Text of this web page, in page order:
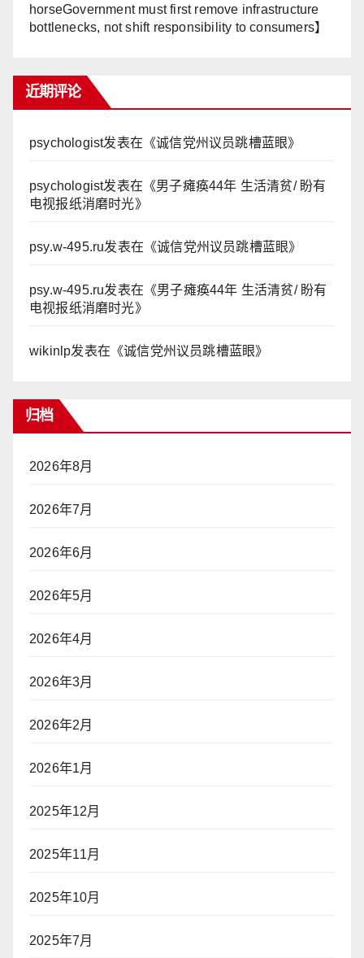
horseGovernment must first remove infrastructure
bottlenecks, not shift responsibility to consumers】
近期评论
psychologist发表在《诚信党州议员跳槽蓝眼》
psychologist发表在《男子瘫痪44年 生活清贫/ 盼有
电视报纸消磨时光》
psy.w-495.ru发表在《诚信党州议员跳槽蓝眼》
psy.w-495.ru发表在《男子瘫痪44年 生活清贫/ 盼有
电视报纸消磨时光》
wikinlp发表在《诚信党州议员跳槽蓝眼》
归档
2026年8月
2026年7月
2026年6月
2026年5月
2026年4月
2026年3月
2026年2月
2026年1月
2025年12月
2025年11月
2025年10月
2025年7月